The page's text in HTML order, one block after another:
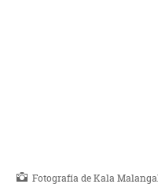
Fotografía de Kala